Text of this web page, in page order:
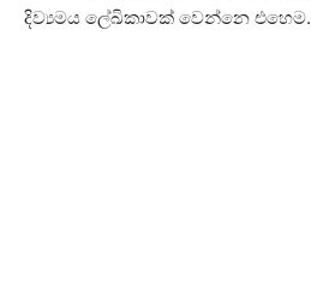
දිව්‍යමය ලේඛිකාවක් වෙන්නෙ එහෙම.